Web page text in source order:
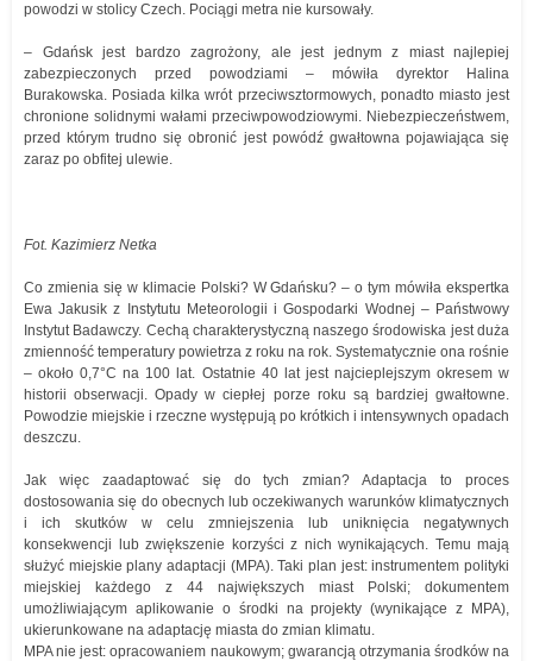
powodzi w stolicy Czech. Pociągi metra nie kursowały.
– Gdańsk jest bardzo zagrożony, ale jest jednym z miast najlepiej
zabezpieczonych przed powodziami – mówiła dyrektor Halina
Burakowska. Posiada kilka wrót przeciwsztormowych, ponadto miasto jest
chronione solidnymi wałami przeciwpowodziowymi. Niebezpieczeństwem,
przed którym trudno się obronić jest powódź gwałtowna pojawiająca się
zaraz po obfitej ulewie.
Fot. Kazimierz Netka
Co zmienia się w klimacie Polski? W Gdańsku? – o tym mówiła ekspertka
Ewa Jakusik z Instytutu Meteorologii i Gospodarki Wodnej – Państwowy
Instytut Badawczy. Cechą charakterystyczną naszego środowiska jest duża
zmienność temperatury powietrza z roku na rok. Systematycznie ona rośnie
– około 0,7°C na 100 lat. Ostatnie 40 lat jest najcieplejszym okresem w
historii obserwacji. Opady w ciepłej porze roku są bardziej gwałtowne.
Powodzie miejskie i rzeczne występują po krótkich i intensywnych opadach
deszczu.
Jak więc zaadaptować się do tych zmian? Adaptacja to proces
dostosowania się do obecnych lub oczekiwanych warunków klimatycznych
i ich skutków w celu zmniejszenia lub uniknięcia negatywnych
konsekwencji lub zwiększenie korzyści z nich wynikających. Temu mają
służyć miejskie plany adaptacji (MPA). Taki plan jest: instrumentem polityki
miejskiej każdego z 44 największych miast Polski; dokumentem
umożliwiającym aplikowanie o środki na projekty (wynikające z MPA),
ukierunkowane na adaptację miasta do zmian klimatu.
MPA nie jest: opracowaniem naukowym; gwarancją otrzymania środków na